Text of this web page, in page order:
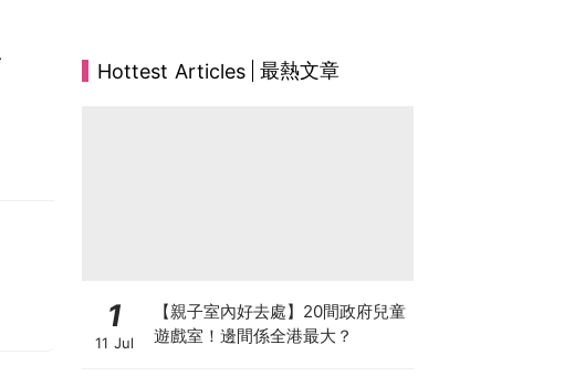
Hottest Articles 最熱文章
1
11 Jul
【親子室內好去處】20間政府兒童
遊戲室！邊間係全港最大？